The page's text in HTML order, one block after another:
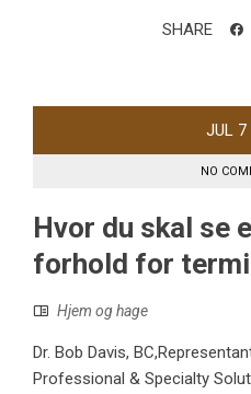
SHARE
JUL 7
NO
Hvor du skal se
forhold for
Hjem og hage
Dr. Bob Davis,
Professional & Specialty